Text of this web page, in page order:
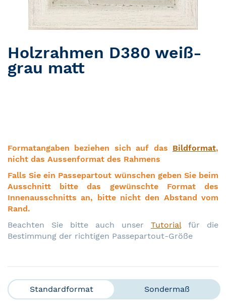
Holzrahmen D380 weiß-
grau matt
Formatangaben beziehen sich auf das Bildformat,
nicht das Aussenformat des Rahmens
Falls Sie ein Passepartout wünschen geben Sie beim
Ausschnitt bitte das gewünschte Format des
Innenausschnitts an, bitte nicht den Abstand vom
Rand.
Beachten Sie bitte auch unser Tutorialfür die
Bestimmung der richtigen Passepartout-Größe
Standardformat Sondermaß
Zum Anfang der Bildergalerie springen